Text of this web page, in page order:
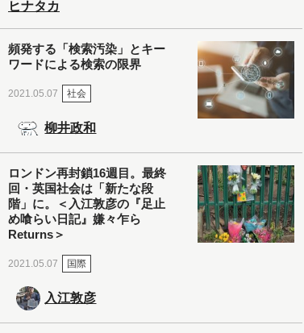
ヒナタカ
頻発する「検索汚染」とキー
ワードによる検索の限界
2021.05.07 社会
柳井政和
ロンドン再封鎖16週目。最終
回・英国社会は「新たな段
階」に。＜入江敦彦の『足止
め喰らい日記』嫌々乍ら
Returns＞
2021.05.07 国際
入江敦彦